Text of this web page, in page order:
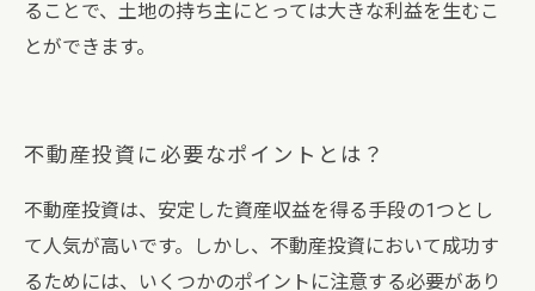
ることで、土地の持ち主にとっては大きな利益を生むこ
とができます。
不動産投資に必要なポイントとは？
不動産投資は、安定した資産収益を得る手段の1つとし
て人気が高いです。しかし、不動産投資において成功す
るためには、いくつかのポイントに注意する必要があり